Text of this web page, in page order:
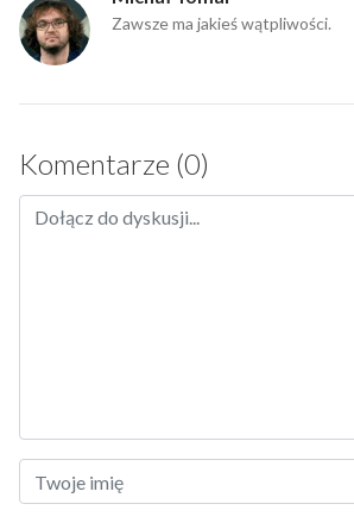
Zawsze ma jakieś wątpliwości.
Komentarze (0)